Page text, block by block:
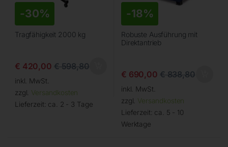
-30%
Tragfähigkeit 2000 kg
€ 420,00 €598,80
inkl. MwSt.
zzgl. Versandkosten
Lieferzeit: ca. 2 - 3 Tage
-18%
Robuste Ausführung mit
Direktantrieb
€ 690,00 €838,80
inkl. MwSt.
zzgl. Versandkosten
Lieferzeit: ca. 5 - 10
Werktage